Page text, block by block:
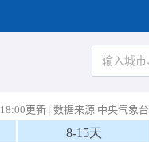
18:00更新 | 数据来源 中央气象台
8-15天